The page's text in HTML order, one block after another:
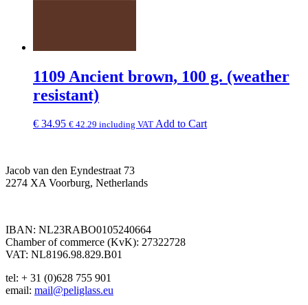
1109 Ancient brown, 100 g. (weather
resistant)
€ 34.95 € 42.29 including VAT Add to Cart
Jacob van den Eyndestraat 73
2274 XA Voorburg, Netherlands
IBAN: NL23RABO0105240664
Chamber of commerce (KvK): 27322728
VAT: NL8196.98.829.B01
tel: + 31 (0)628 755 901
email: mail@peliglass.eu